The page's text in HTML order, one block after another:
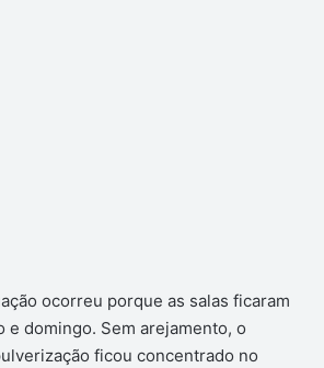
ocorreu porque as salas ficaram
e domingo. Sem arejamento, o
ficou concentrado no